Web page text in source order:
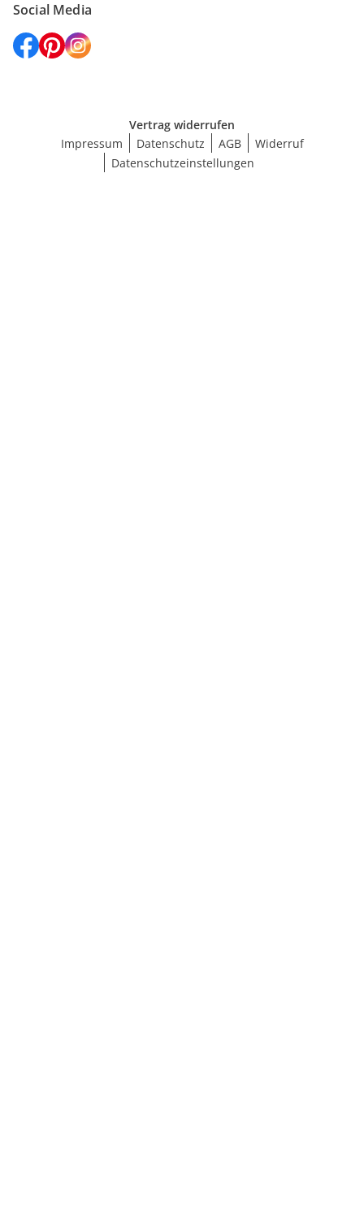
Social Media
Vertrag widerrufen
Impressum
Datenschutz AGB
Widerruf
Datenschutzeinstellungen